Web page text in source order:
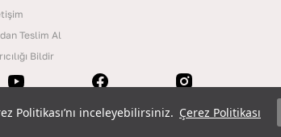
Politikası’nı inceleyebilirsiniz. Çerez Politikası
Politikası’nı inceleyebilirsiniz. Çerez Politikası
Teslim Al
Bildir